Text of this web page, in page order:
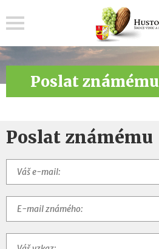
Poslat známému
Poslat známému